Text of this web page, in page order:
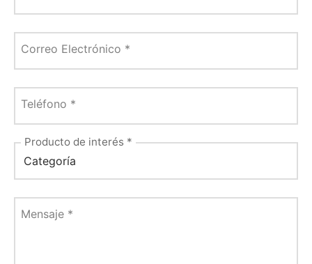
Correo Electrónico *
Teléfono *
Producto de interés *
Mensaje *